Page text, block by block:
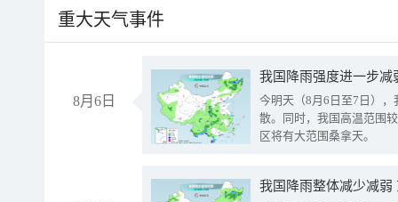
重大天气事件
8月6日
今明天（8月6日至7日）
散。同时，我国高温范围
区将有大范围桑拿天。
我国降雨整体减少减弱